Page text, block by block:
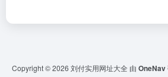
Copyright © 2026 刘付实用网址大全 由 OneNav